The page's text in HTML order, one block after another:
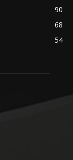
90
68
54